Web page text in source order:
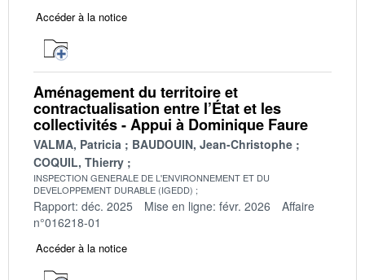
Accéder à la notice
Aménagement du territoire et
contractualisation entre l’État et les
collectivités - Appui à Dominique Faure
VALMA, Patricia
BAUDOUIN, Jean-Christophe
COQUIL, Thierry
INSPECTION GENERALE DE L'ENVIRONNEMENT ET DU
DEVELOPPEMENT DURABLE (IGEDD)
Rapport: déc. 2025 Mise en ligne: févr. 2026
Affaire
n°016218-01
Accéder à la notice